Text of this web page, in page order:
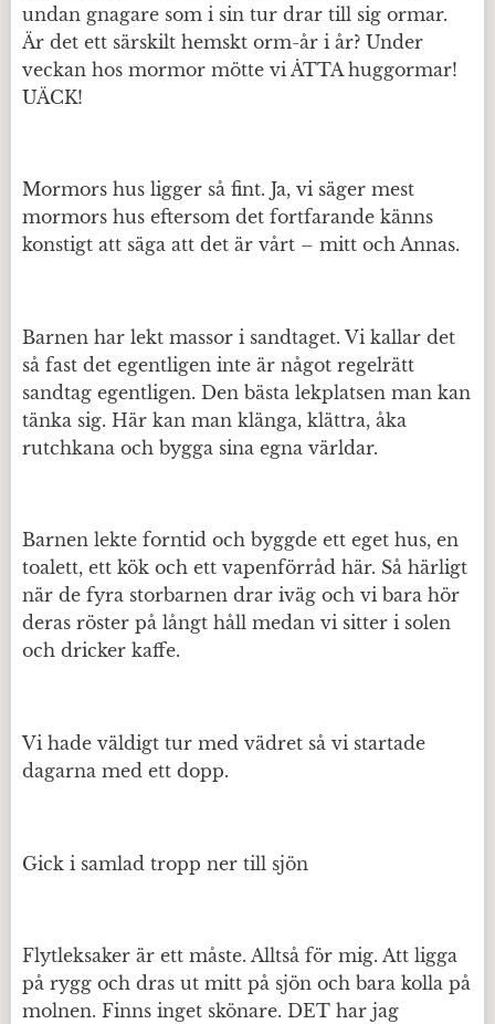
undan gnagare som i sin tur drar till sig ormar.
Är det ett särskilt hemskt orm-år i år? Under
veckan hos mormor mötte vi ÅTTA huggormar!
UÄCK!
Mormors hus ligger så fint. Ja, vi säger mest
mormors hus eftersom det fortfarande känns
konstigt att säga att det är vårt – mitt och Annas.
Barnen har lekt massor i sandtaget. Vi kallar det
så fast det egentligen inte är något regelrätt
sandtag egentligen. Den bästa lekplatsen man kan
tänka sig. Här kan man klänga, klättra, åka
rutchkana och bygga sina egna världar.
Barnen lekte forntid och byggde ett eget hus, en
toalett, ett kök och ett vapenförråd här. Så härligt
när de fyra storbarnen drar iväg och vi bara hör
deras röster på långt håll medan vi sitter i solen
och dricker kaffe.
Vi hade väldigt tur med vädret så vi startade
dagarna med ett dopp.
Gick i samlad tropp ner till sjön
Flytleksaker är ett måste. Alltså för mig. Att ligga
på rygg och dras ut mitt på sjön och bara kolla på
molnen. Finns inget skönare. DET har jag